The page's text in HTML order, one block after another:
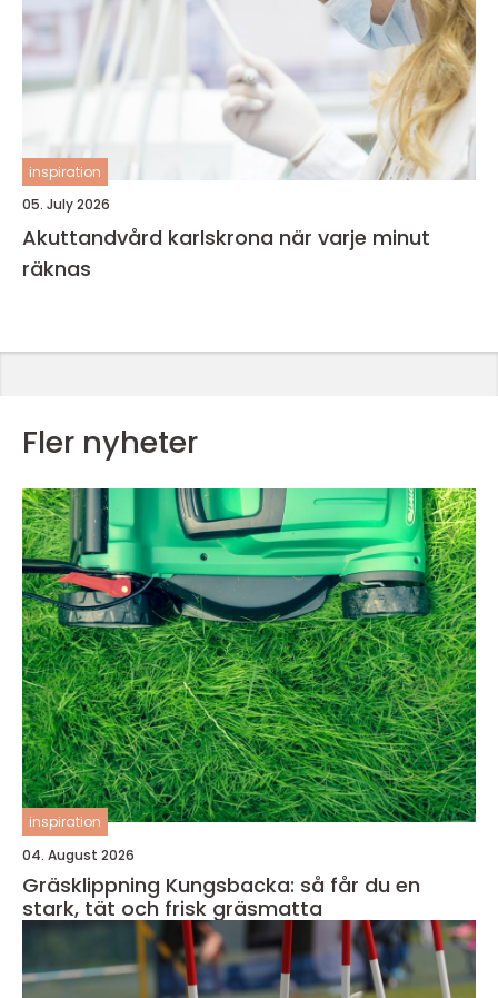
inspiration
05. July 2026
Akuttandvård karlskrona när varje minut
räknas
Fler nyheter
inspiration
04. August 2026
Gräsklippning Kungsbacka: så får du en
stark, tät och frisk gräsmatta